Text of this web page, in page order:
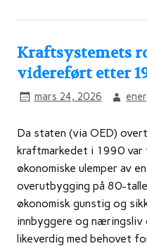
Kraftsystemets
videreført etter
mars 24, 2026
Da staten (via OED)
kraftmarkedet i 1990
økonomiske ulemper av
overutbygging på 80-
økonomisk gunstig og
innbyggere og
likeverdig med behovet